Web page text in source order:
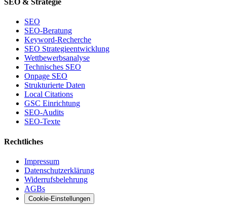
SEO & Strategie
SEO
SEO-Beratung
Keyword-Recherche
SEO Strategieentwicklung
Wettbewerbsanalyse
Technisches SEO
Onpage SEO
Strukturierte Daten
Local Citations
GSC Einrichtung
SEO-Audits
SEO-Texte
Rechtliches
Impressum
Datenschutzerklärung
Widerrufsbelehrung
AGBs
Cookie-Einstellungen